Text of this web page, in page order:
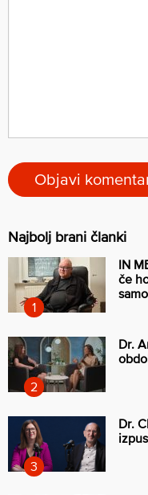
Najbolj brani članki
IN
če
Dr.
Dr.